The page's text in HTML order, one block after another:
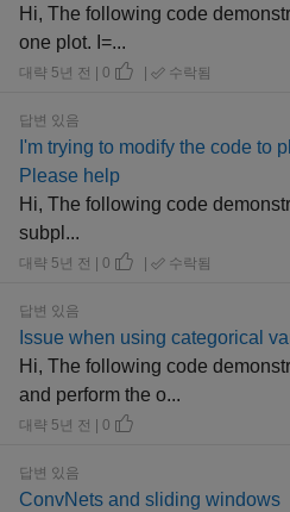
Hi, The following code
one plot. I=...
대략 5년 전 | 0 | 수락됨
답변 있음
I'm trying to modify the code to
Please help
Hi, The following code
subpl...
대략 5년 전 | 0 | 수락됨
답변 있음
Issue when using categorical
Hi, The following code
and perform the o...
대략 5년 전 | 0
답변 있음
ConvNets and sliding windows